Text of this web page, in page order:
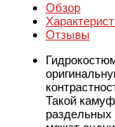
Обзор
Отзывы
Такой